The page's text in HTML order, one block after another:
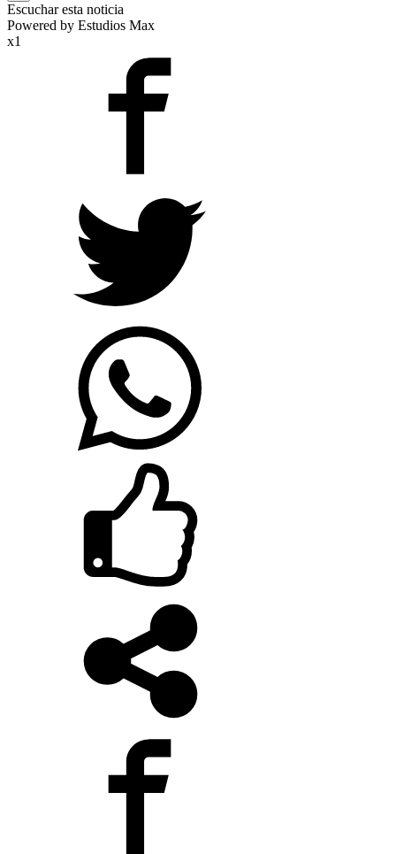
Escuchar esta noticia
Powered by Estudios Max
x1